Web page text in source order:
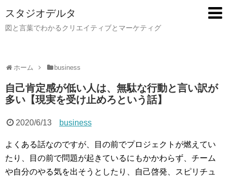
スタジオデルタ
図と言葉でわかるクリエイティブとマーケティグ
ホーム business
自己肯定感が低い人は、無駄な行動と言い訳が
多い【現実を受け止めろという話】
2020/6/13 business
よくある話なのですが、目の前でプロジェクトが燃えてい
たり、目の前で問題が起きているにもかかわらず、チーム
や自分のやる気を出そうとしたり、自己啓発、スピリチュ